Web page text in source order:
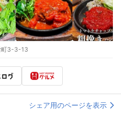
町3-3-13
シェア用のページを表示